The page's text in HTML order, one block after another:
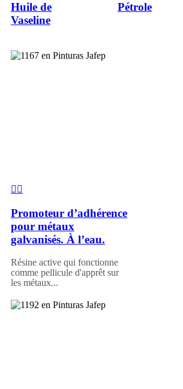
Huile de
Vaseline
Pétrole
Promoteur d’adhérence
pour métaux
galvanisés. À l’eau.
Résine active qui fonctionne
comme pellicule d'apprêt sur
les métaux...